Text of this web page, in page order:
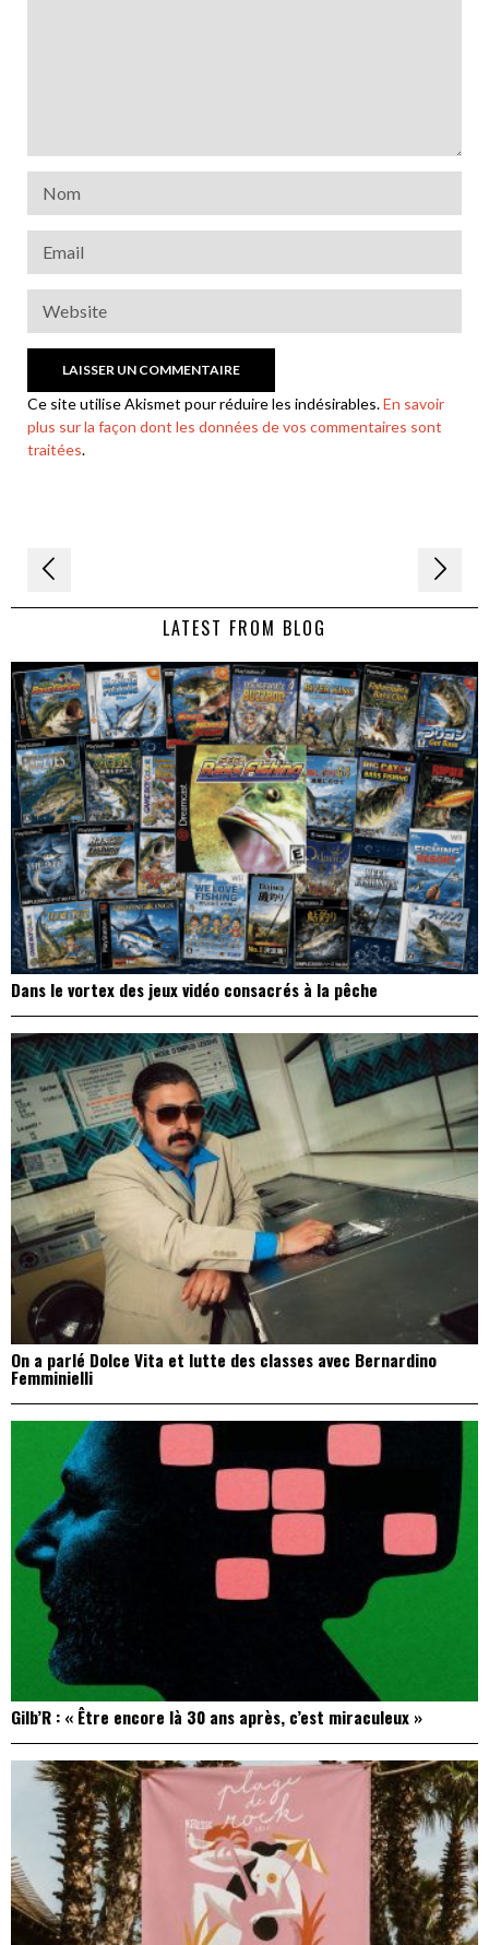
Ce site utilise Akismet pour réduire les indésirables.En savoir
plus sur la façon dont les données de vos commentaires sont
traitées.
Navigation
de LATEST FROM BLOG
Dans le vortex des jeux vidéo consacrés à la pêche
On a parlé Dolce Vita et lutte des classes avec Bernardino
Femminielli
Gilb’R : « Être encore là 30 ans après, c’est miraculeux »